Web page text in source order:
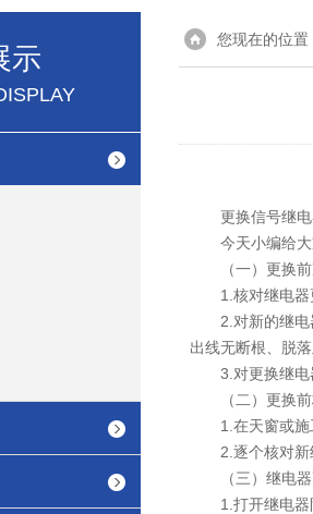
示
您现在的位置
更换信号继电
今天小编给大
（一）更换前
1.核对继电器
2.对新的继电器
出线无断根、脱
3.对更换继电器
（二）更换前
1.在天窗或施工
2.逐个核对新继
（三）继电器
1.打开继电器防